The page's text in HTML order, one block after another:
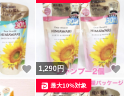
いいね！
1,290円
最大10%対象